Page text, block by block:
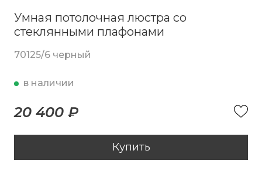
Умная потолочная люстра со
стеклянными плафонами
70125/6 черный
в наличии
20 400 ₽
Купить